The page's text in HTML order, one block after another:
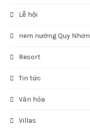
Lễ hội
nem nướng Quy Nhơn
Resort
Tin tức
Văn hóa
Villas